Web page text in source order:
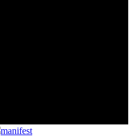
manifest